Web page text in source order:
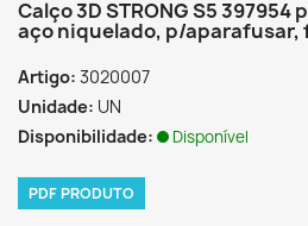
Calço 3D STRONG S5
aço niquelado, p/aparafusar,
Artigo: 3020007
Unidade: UN
Disponibilidade:
Disponível
PDF PRODUTO